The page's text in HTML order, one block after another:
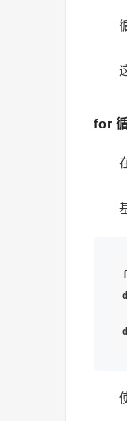
for